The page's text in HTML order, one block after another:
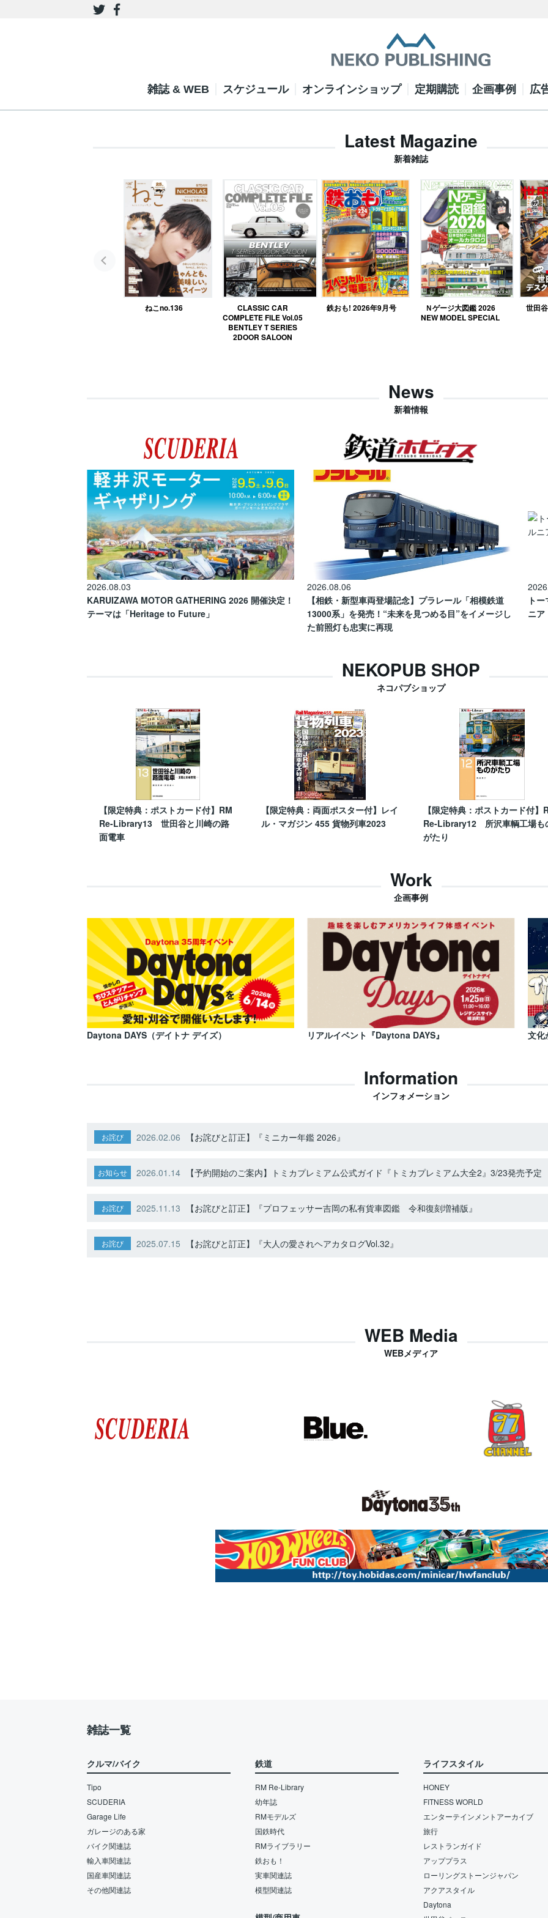
雑誌 & WEB スケジュール オンラインショップ 定期購読 企画事例 広
Latest Magazine
新着雑誌
ねこno.136
CLASSIC CAR
COMPLETE FILE Vol.05
BENTLEY T SERIES
2DOOR SALOON
鉄おも! 2026年9月号
Ｎゲージ大図鑑 2026
NEW MODEL SPECIAL
世田
News
新着情報
2026.08.03
KARUIZAWA MOTOR GATHERING 2026 開催決定！
テーマは「Heritage to Future」
2026.08.06
【相鉄・新型車両登場記念】プラレール「相模鉄道
13000系」を発売！“未来を見つめる目”をイメージし
た前照灯も忠実に再現
ト
ニア
NEKOPUB SHOP
ネコパブショップ
【限定特典：ポストカード付】RM
Re-Library13 世田谷と川崎の路
面電車
【限定特典：両面ポスター付】レイ
ル・マガジン 455 貨物列車2023
【限定特典：ポストカード付】
Re-Library12 所沢車輌工場も
がたり
Work
企画事例
Daytona DAYS（デイトナ デイズ） リアルイベント『Daytona DAYS』 文化
Information
インフォメーション
お詫び 2026.02.06 【お詫びと訂正】『ミニカー年鑑 2026』
お知らせ 2026.01.14 【予約開始のご案内】トミカプレミアム公式ガイド『トミカプレミアム大全2』3/23発売予定
お詫び 2025.11.13 【お詫びと訂正】『プロフェッサー吉岡の私有貨車図鑑 令和復刻増補版』
お詫び 2025.07.15 【お詫びと訂正】『大人の愛されヘアカタログVol.32』
WEB Media
WEBメディア
雑誌一覧
クルマ/バイク
Tipo
SCUDERIA
Garage Life
ガレージのある家
バイク関連誌
輸入車関連誌
国産車関連誌
その他関連誌
鉄道
RM Re-Library
幼年誌
RMモデルズ
国鉄時代
RMライブラリー
鉄おも！
実車関連誌
模型関連誌
ライフスタイル
HONEY
FITNESS WORLD
エンターテインメントアーカイブ
旅行
レストランガイド
アッププラス
ローリングストーンジャパン
アクアスタイル
Daytona